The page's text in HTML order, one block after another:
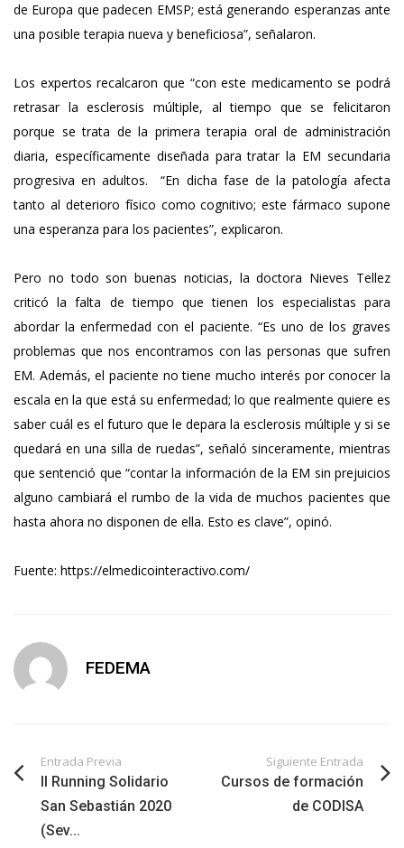
de Europa que padecen EMSP; está generando esperanzas ante
una posible terapia nueva y beneficiosa”, señalaron.
Los expertos recalcaron que “con este medicamento se podrá
retrasar la esclerosis múltiple, al tiempo que se felicitaron
porque se trata de la primera terapia oral de administración
diaria, específicamente diseñada para tratar la EM secundaria
progresiva en adultos. “En dicha fase de la patología afecta
tanto al deterioro físico como cognitivo; este fármaco supone
una esperanza para los pacientes”, explicaron.
Pero no todo son buenas noticias, la doctora Nieves Tellez
criticó la falta de tiempo que tienen los especialistas para
abordar la enfermedad con el paciente. “Es uno de los graves
problemas que nos encontramos con las personas que sufren
EM. Además, el paciente no tiene mucho interés por conocer la
escala en la que está su enfermedad; lo que realmente quiere es
saber cuál es el futuro que le depara la esclerosis múltiple y si se
quedará en una silla de ruedas”, señaló sinceramente, mientras
que sentenció que “contar la información de la EM sin prejuicios
alguno cambiará el rumbo de la vida de muchos pacientes que
hasta ahora no disponen de ella. Esto es clave”, opinó.
Fuente: https://elmedicointeractivo.com/
FEDEMA
Entrada Previa
II Running Solidario
San Sebastián 2020
(Sev...
Siguiente Entrada
Cursos de formación
de CODISA